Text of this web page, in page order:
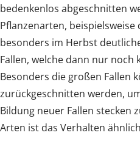
bedenkenlos abgeschnitten
Pflanzenarten, beispielsweise
besonders im Herbst
Fallen, welche dann nur noch
Besonders die großen Fallen
zurückgeschnitten werden,
Bildung neuer Fallen stecken
Arten ist das Verhalten